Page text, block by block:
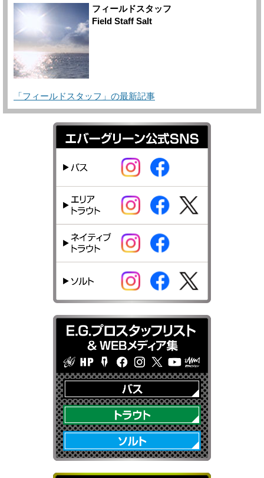
フィールドスタッフ
Field Staff Salt
「フィールドスタッフ」の最新記事